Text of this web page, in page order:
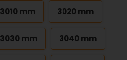
3010 mm 3020 mm
3030 mm 3040 mm